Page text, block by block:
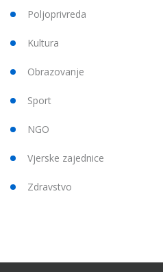
Poljoprivreda
Kultura
Obrazovanje
Sport
NGO
Vjerske zajednice
Zdravstvo